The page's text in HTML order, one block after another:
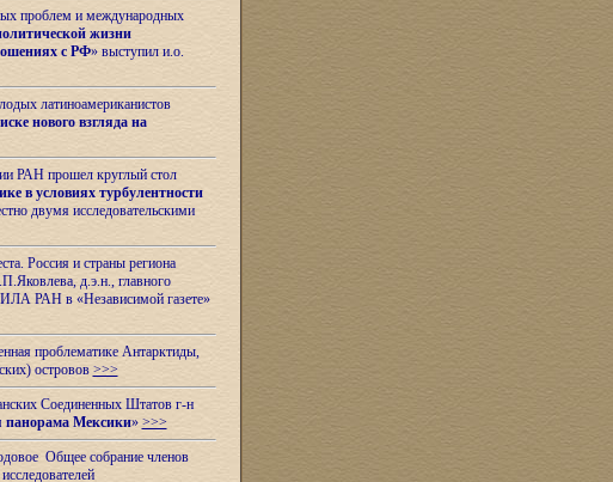
проблем и международных
жизни
с РФ» выступил и.о.
латиноамериканистов
нового взгляда на
РАН прошел круглый стол
в условиях турбулентности
двумя исследовательскими
Россия и страны региона
д.э.н., главного
ИЛА РАН в «Независимой газете»
проблематике Антарктиды,
островов >>>
Соединенных Штатов г-н
панорама Мексики» >>>
Общее собрание членов